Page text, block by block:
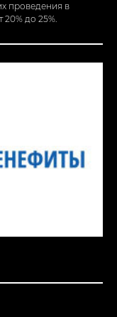
проведения в
до 25%.